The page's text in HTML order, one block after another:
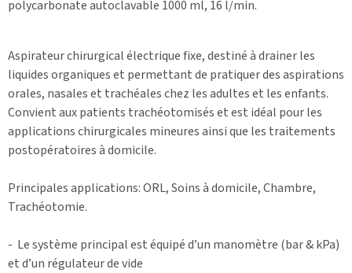
polycarbonate autoclavable 1000 ml, 16 l/min.
Aspirateur chirurgical électrique fixe, destiné à drainer les
liquides organiques et permettant de pratiquer des aspirations
orales, nasales et trachéales chez les adultes et les enfants.
Convient aux patients trachéotomisés et est idéal pour les
applications chirurgicales mineures ainsi que les traitements
postopératoires à domicile.
Principales applications: ORL, Soins à domicile, Chambre,
Trachéotomie.
- Le système principal est équipé d’un manomètre (bar & kPa)
et d’un régulateur de vide